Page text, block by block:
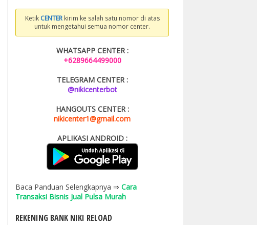
Ketik CENTERkirim ke salah satu nomor di atas
untuk mengetahui semua nomor center.
WHATSAPP CENTER :
+6289664499000
TELEGRAM CENTER :
@nikicenterbot
HANGOUTS CENTER :
nikicenter1@gmail.com
APLIKASI ANDROID :
Baca Panduan Selengkapnya ⇒ Cara
Transaksi Bisnis Jual Pulsa Murah
REKENING BANK NIKI RELOAD